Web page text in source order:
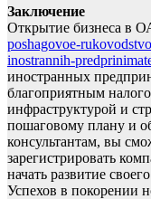
Заключение
Открытие бизнеса в
poshagovoe-
inostrannih-
иностранных
благоприятным
инфраструктурой и
пошаговому плану и
консультантам, вы
зарегистрировать
начать развитие
Успехов в покорении